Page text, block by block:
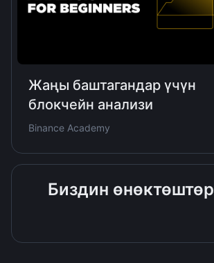
Жаңы баштагандар үчүн
блокчейн анализи
Binance Academy
Биздин өнөктөштөр